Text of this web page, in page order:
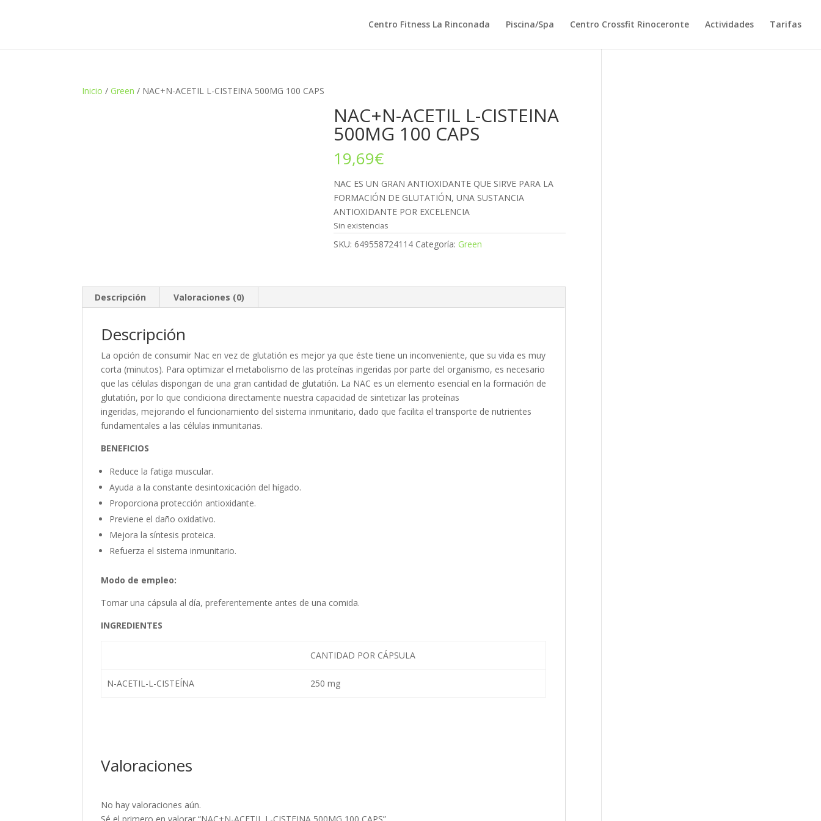
Centro Fitness La Rinconada Piscina/Spa Centro Crossfit Rinoceronte Actividades Tarifas
Inicio / Green / NAC+N-ACETIL L-CISTEINA 500MG 100 CAPS
NAC+N-ACETIL L-CISTEINA
500MG 100 CAPS
19,69€
NAC ES UN GRAN ANTIOXIDANTE QUE SIRVE PARA LA
FORMACIÓN DE GLUTATIÓN, UNA SUSTANCIA
ANTIOXIDANTE POR EXCELENCIA
Sin existencias
SKU:649558724114 Categoría: Green
Descripción Valoraciones (0)
Descripción
La opción de consumir Nac en vez de glutatión es mejor ya que éste tiene un inconveniente, que su vida es muy
corta (minutos). Para optimizar el metabolismo de las proteínas ingeridas por parte del organismo, es necesario
que las células dispongan de una gran cantidad de glutatión. La NAC es un elemento esencial en la formación de
glutatión, por lo que condiciona directamente nuestra capacidad de sintetizar las proteínas
ingeridas, mejorando el funcionamiento del sistema inmunitario, dado que facilita el transporte de nutrientes
fundamentales a las células inmunitarias.
BENEFICIOS
Reduce la fatiga muscular.
Ayuda a la constante desintoxicación del hígado.
Proporciona protección antioxidante.
Previene el daño oxidativo.
Mejora la síntesis proteica.
Refuerza el sistema inmunitario.
Modo de empleo:
Tomar una cápsula al día, preferentemente antes de una comida.
INGREDIENTES
CANTIDAD POR CÁPSULA
N-ACETIL-L-CISTEÍNA 250 mg
Valoraciones
No hay valoraciones aún.